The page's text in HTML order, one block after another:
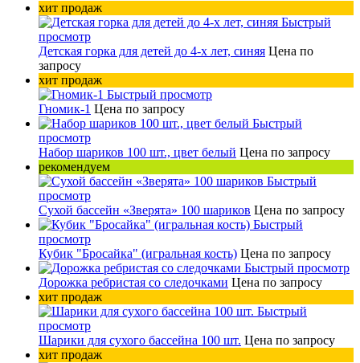
хит продаж
Быстрый
просмотр
Детская горка для детей до 4-х лет, синяя Цена по
запросу
хит продаж
Быстрый просмотр
Гномик-1 Цена по запросу
Быстрый
просмотр
Набор шариков 100 шт., цвет белый Цена по запросу
рекомендуем
Быстрый
просмотр
Сухой бассейн «Зверята» 100 шариков Цена по запросу
Быстрый
просмотр
Кубик "Бросайка" (игральная кость) Цена по запросу
Быстрый просмотр
Дорожка ребристая со следочками Цена по запросу
хит продаж
Быстрый
просмотр
Шарики для сухого бассейна 100 шт. Цена по запросу
хит продаж